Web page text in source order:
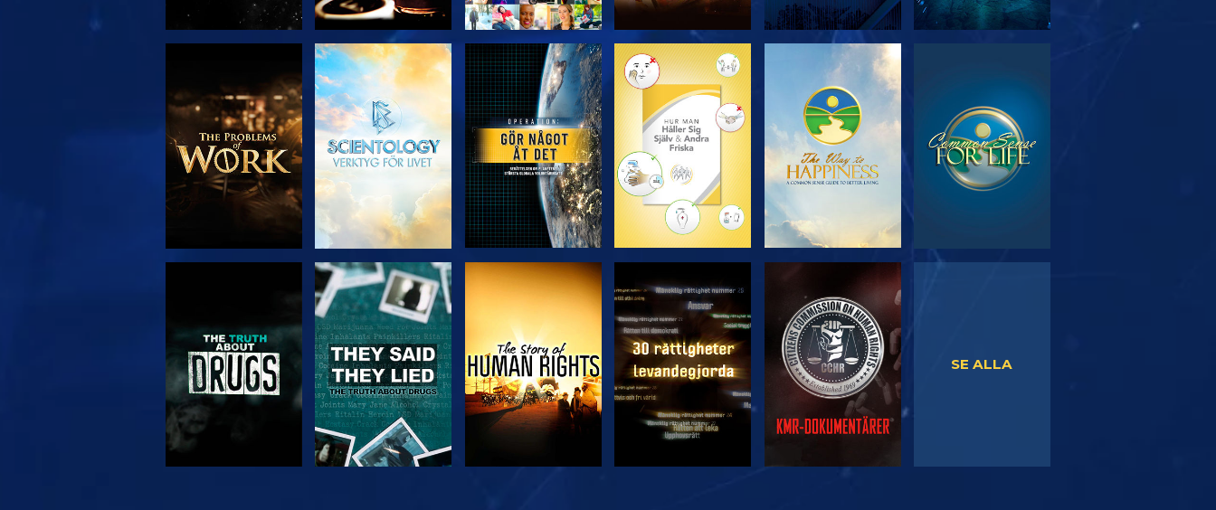
UTFORSKA
SERIEN
TITTA
UTFORSKA
SERIEN
UTFORSKA
SERIEN
UTFORSKA
SERIEN
TITTA TITTA TITTA TITTA
SE ALLA